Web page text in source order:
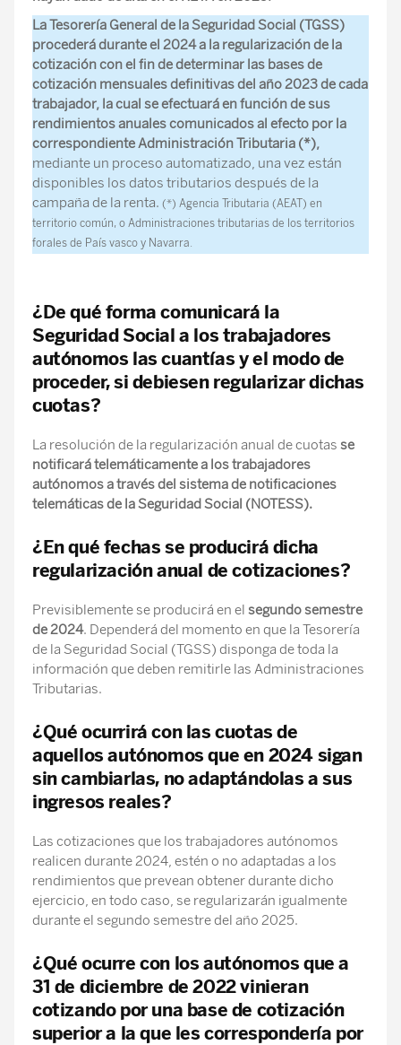
La Tesorería General de la Seguridad Social (TGSS)
procederá durante el 2024 a la regularización de la
cotización con el fin de determinar las bases de
cotización mensuales definitivas del año 2023 de cada
trabajador, la cual se efectuará en función de sus
rendimientos anuales comunicados al efecto por la
correspondiente Administración Tributaria (*),
mediante un proceso automatizado, una vez están
disponibles los datos tributarios después de la
campaña de la renta. (*) Agencia Tributaria (AEAT) en
territorio común, o Administraciones tributarias de los territorios
forales de País vasco y Navarra.
¿De qué forma comunicará la
Seguridad Social a los trabajadores
autónomos las cuantías y el modo de
proceder, si debiesen regularizar dichas
cuotas?
La resolución de la regularización anual de cuotas se
notificará telemáticamente a los trabajadores
autónomos a través del sistema de notificaciones
telemáticas de la Seguridad Social (NOTESS).
¿En qué fechas se producirá dicha
regularización anual de cotizaciones?
Previsiblemente se producirá en el segundo semestre
de 2024. Dependerá del momento en que la Tesorería
de la Seguridad Social (TGSS) disponga de toda la
información que deben remitirle las Administraciones
Tributarias.
¿Qué ocurrirá con las cuotas de
aquellos autónomos que en 2024 sigan
sin cambiarlas, no adaptándolas a sus
ingresos reales?
Las cotizaciones que los trabajadores autónomos
realicen durante 2024, estén o no adaptadas a los
rendimientos que prevean obtener durante dicho
ejercicio, en todo caso, se regularizarán igualmente
durante el segundo semestre del año 2025.
¿Qué ocurre con los autónomos que a
31 de diciembre de 2022 vinieran
cotizando por una base de cotización
superior a la que les correspondería por